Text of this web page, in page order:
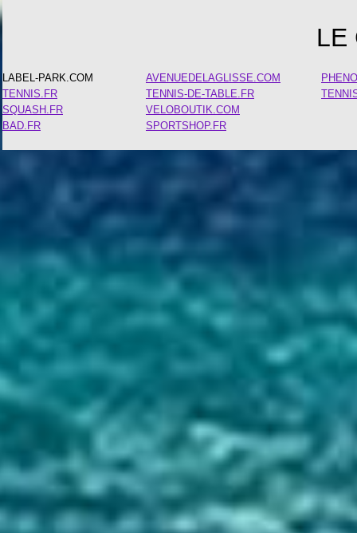
LE
LABEL-PARK.COM
TENNIS.FR
SQUASH.FR
BAD.FR
AVENUEDELAGLISSE.COM
TENNIS-DE-TABLE.FR
VELOBOUTIK.COM
SPORTSHOP.FR